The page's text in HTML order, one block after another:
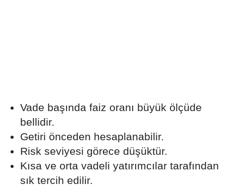
Vade başında faiz oranı büyük ölçüde
bellidir.
Getiri önceden hesaplanabilir.
Risk seviyesi görece düşüktür.
Kısa ve orta vadeli yatırımcılar tarafından
sık tercih edilir.